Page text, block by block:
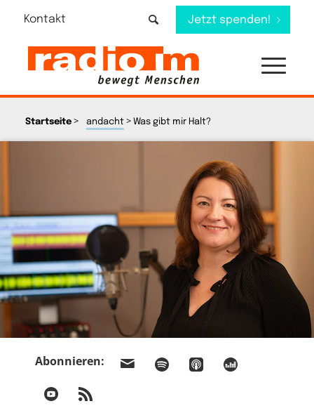
Kontakt Jetzt spenden!
Startseite> andacht> Was gibt mir Halt?
Abonnieren: